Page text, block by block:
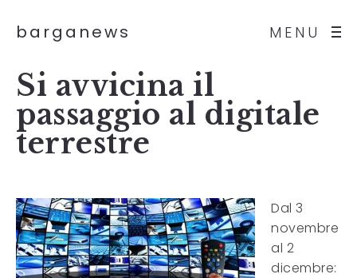
MENU
barganews
Si avvicina il
passaggio al digitale
terrestre
Dal 3
novembre
al 2
dicembre: